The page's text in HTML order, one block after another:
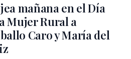
mañana en el Día
Mujer Rural a
Caro y María del